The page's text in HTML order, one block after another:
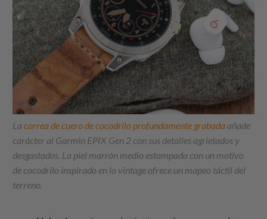
Lacorrea de cuero de cocodrilo profundamente grabadaañade
carácter al Garmin EPIX Gen 2 con sus detalles agrietados y
desgastados. La piel marrón medio estampada con un motivo
de cocodrilo inspirado en lo vintage ofrece un mapeo táctil del
terreno.